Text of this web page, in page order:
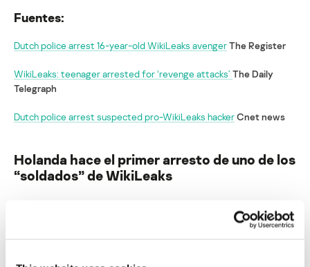
Fuentes:
Dutch police arrest 16-year-old WikiLeaks avengerThe Register
WikiLeaks: teenager arrested for ‘revenge attacks’ The Daily
Telegraph
Dutch police arrest suspected pro-WikiLeaks hackerCnet news
Holanda hace el primer arresto de uno de los
“soldados” de WikiLeaks